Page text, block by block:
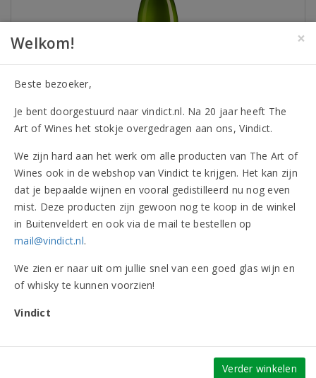
Sabaté i Coca Corpinnat Mosset Brut
Nature 2021
Herkomst
Fraaie, complexe mousserende wijn uit Penedès. Verfijnde
mousse, jeugdig en licht kruidig van geur met nuances van
anijs, geel fruit en venkel. De smaak zet fris, sappig en droog
in en eindigt aromatisch met een aanhoudende mousse.
92
2021
89 92
×
Welkom!
Beste bezoeker,
Je bent doorgestuurd naar vindict.nl. Na 20 jaar heeft The
Art of Wines het stokje overgedragen aan ons, Vindict.
We zijn hard aan het werk om alle producten van The Art of
Wines ook in de webshop van Vindict te krijgen. Het kan zijn
dat je bepaalde wijnen en vooral gedistilleerd nu nog even
mist. Deze producten zijn gewoon nog te koop in de winkel
in Buitenveldert en ook via de mail te bestellen op
mail@vindict.nl.
We zien er naar uit om jullie snel van een goed glas wijn en
of whisky te kunnen voorzien!
Vindict
Verder winkelen